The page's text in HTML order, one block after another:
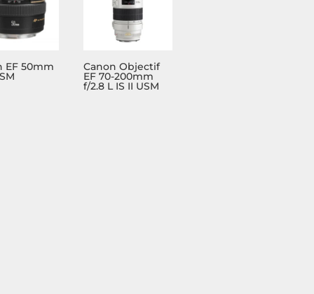
EF 50mm Canon Objectif
EF 70-200mm
f/2.8 L IS II USM